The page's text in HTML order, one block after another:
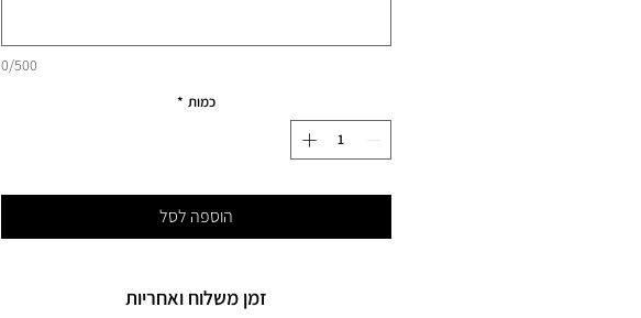
0/500
כמות *
הוספה לסל
זמן משלוח ואחריות